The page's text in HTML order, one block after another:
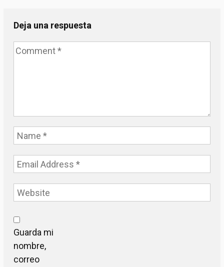
Deja una respuesta
Guarda mi
nombre,
correo